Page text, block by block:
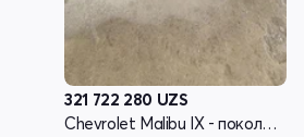
321 722 280 UZS
Chevrolet Malibu IX - поколение рестайлинг